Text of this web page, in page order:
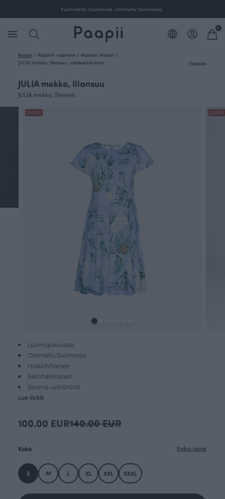
Suunniteltu Suomessa. Ommeltu Suomessa.
0
Naiset / Naisten vaatteet / Naisten mekot /
JULIA mekko, Illansuu, vaaleansininen
Takaisin
JULIA mekko, Illansuu
JULIA mekko, Sininen
OUTLET OUTLET
Luomupuuvillaa
Ommeltu Suomessa
Holkkihihainen
Kellohelmainen
Sauma vyötäröllä
Lue lisää
100.00 EUR140.00 EUR
Koko Koko-opas
S M L XL XXL XXXL